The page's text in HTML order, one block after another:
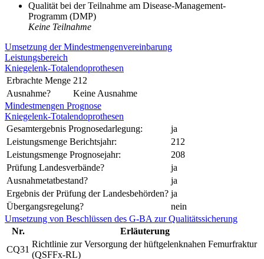
Qualität bei der Teilnahme am Disease-Management-
Programm (DMP)
Keine Teilnahme
Umsetzung der Mindestmengenvereinbarung
Leistungsbereich
Kniegelenk-Totalendoprothesen
Erbrachte Menge 212
Ausnahme?
Keine Ausnahme
Mindestmengen Prognose
Kniegelenk-Totalendoprothesen
Gesamtergebnis Prognosedarlegung:
ja
Leistungsmenge Berichtsjahr:
212
Leistungsmenge Prognosejahr:
208
Prüfung Landesverbände?
ja
Ausnahmetatbestand?
ja
Ergebnis der Prüfung der Landesbehörden? ja
Übergangsregelung?
nein
Umsetzung von Beschlüssen des G-BA zur Qualitätssicherung
Nr.
Erläuterung
CQ31
Richtlinie zur Versorgung der hüftgelenknahen Femurfraktur
(QSFFx-RL)